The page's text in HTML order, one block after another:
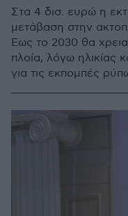
Στα 4 δισ. ευρώ η
μετάβαση στην
Εως το 2030 θα
πλοία, λόγω ηλικίας
για τις εκπομπές